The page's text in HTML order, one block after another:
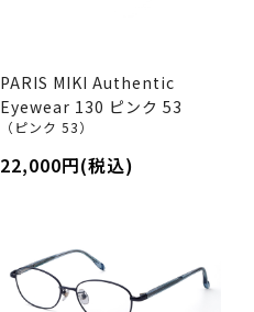
PARIS MIKI Authentic
Eyewear 130 ピンク 53
（ピンク 53）
22,000円(税込)